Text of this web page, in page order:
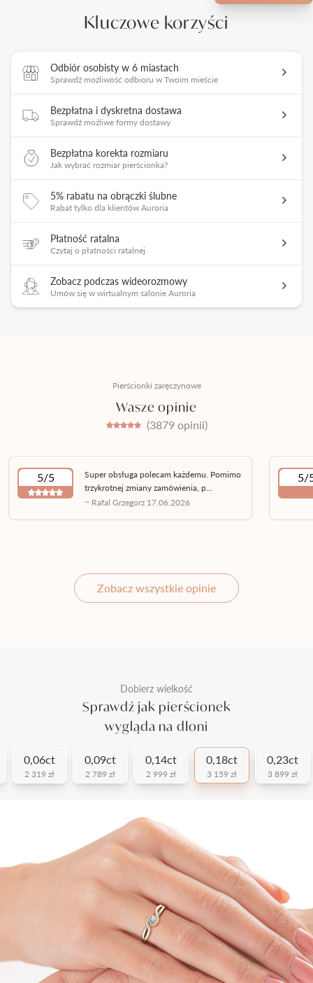
Kluczowe korzyści
Odbiór osobisty w 6 miastach
Sprawdź możliwość odbioru w Twoim mieście
Bezpłatna i dyskretna dostawa
Sprawdź możliwe formy dostawy
Bezpłatna korekta rozmiaru
Jak wybrać rozmiar pierścionka?
5% rabatu na obrączki ślubne
Rabat tylko dla klientów Auroria
Płatność ratalna
Czytaj o płatności ratalnej
Zobacz podczas wideorozmowy
Umów się w wirtualnym salonie Auroria
Pierścionki zaręczynowe
Wasze opinie
(3879 opinii)
5/5
Super obsługa polecam każdemu. Pomimo
trzykrotnej zmiany zamówienia, p...
~ Rafal Grzegorz 17.06.2026
5/
Zobacz wszystkie opinie
Dobierz wielkość
Sprawdź jak pierścionek
wygląda na dłoni
0,06ct
2 319 zł
0,09ct
2 789 zł
0,14ct
2 999 zł
0,18ct
3 159 zł
0,23ct
3 899 zł